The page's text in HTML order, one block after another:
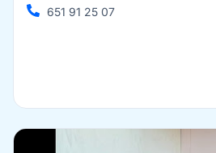
651 91 25 07